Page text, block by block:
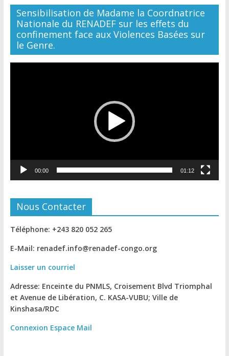
Sensibilisation de Madame la Coordnatrice
Nationale du RENADEF sur les effets du
confinement face aux Violences Basées sur
le Genre.
00:00 01:12
Nous Contacter
Téléphone: +243 820 052 265
E-Mail: renadef.info@renadef-congo.org
Laisser un courriel
Adresse: Enceinte du PNMLS, Croisement Blvd Triomphal
et Avenue de Libération, C. KASA-VUBU; Ville de
Kinshasa/RDC
Connexion Espace Mail